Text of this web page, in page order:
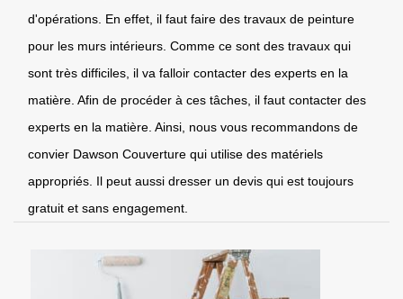
d'opérations. En effet, il faut faire des travaux de peinture
pour les murs intérieurs. Comme ce sont des travaux qui
sont très difficiles, il va falloir contacter des experts en la
matière. Afin de procéder à ces tâches, il faut contacter des
experts en la matière. Ainsi, nous vous recommandons de
convier Dawson Couverture qui utilise des matériels
appropriés. Il peut aussi dresser un devis qui est toujours
gratuit et sans engagement.